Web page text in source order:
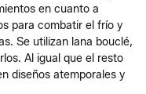
en cuanto a
para combatir el frío y
Se utilizan lana bouclé,
Al igual que el resto
diseños atemporales y